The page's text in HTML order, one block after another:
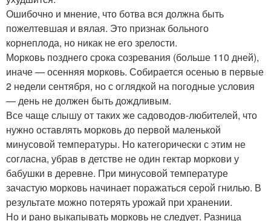
Ошибочно и мнение, что ботва вся должна быть
пожелтевшая и вялая. Это признак больного
корнеплода, но никак не его зрелости.
Морковь позднего срока созревания (больше 110 дней),
иначе — осенняя морковь. Собирается осенью в первые
2 недели сентября, но с оглядкой на погодные условия
— день не должен быть дождливым.
Все чаще слышу от таких же садоводов-любителей, что
нужно оставлять морковь до первой маленькой
минусовой температуры. Но категорически с этим не
согласна, убрав в детстве не один гектар моркови у
бабушки в деревне. При минусовой температуре
зачастую морковь начинает поражаться серой гнилью. В
результате можно потерять урожай при хранении.
Но и рано выкапывать морковь не следует. Разница